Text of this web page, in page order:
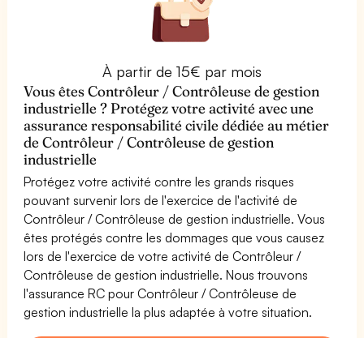
À partir de 15€ par mois
Vous êtes Contrôleur / Contrôleuse de gestion
industrielle ? Protégez votre activité avec une
assurance responsabilité civile dédiée au métier
de Contrôleur / Contrôleuse de gestion
industrielle
Protégez votre activité contre les grands risques
pouvant survenir lors de l'exercice de l'activité de
Contrôleur / Contrôleuse de gestion industrielle. Vous
êtes protégés contre les dommages que vous causez
lors de l'exercice de votre activité de Contrôleur /
Contrôleuse de gestion industrielle. Nous trouvons
l'assurance RC pour Contrôleur / Contrôleuse de
gestion industrielle la plus adaptée à votre situation.